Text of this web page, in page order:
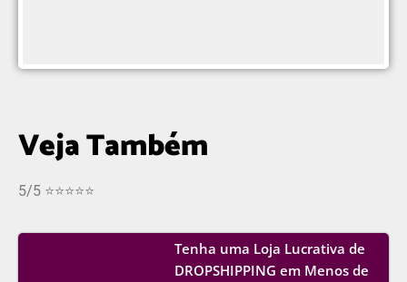
Veja Também
5/5 ⭐⭐⭐⭐⭐
Tenha uma Loja Lucrativa de
DROPSHIPPING em Menos de